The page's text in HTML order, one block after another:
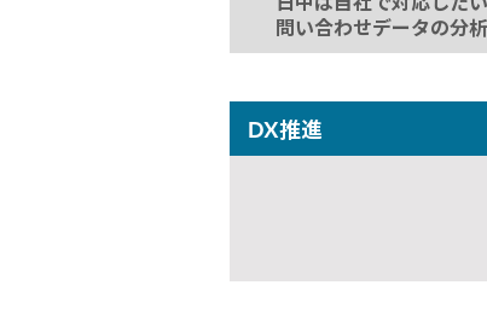
問い合わせデータの分
DX推進